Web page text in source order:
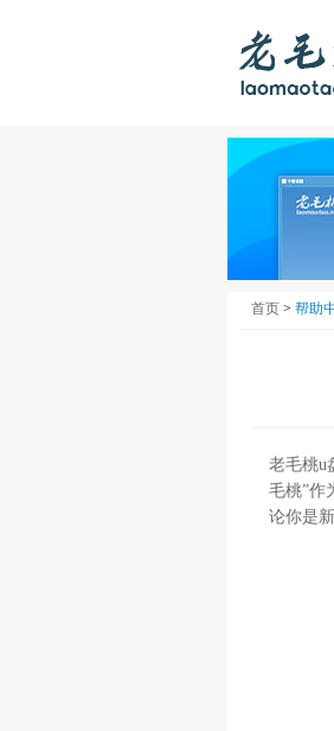
首页 > 帮助
老毛桃u
毛桃”作
论你是